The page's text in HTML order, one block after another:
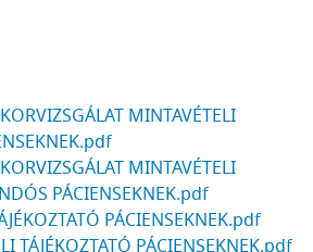
MINTAVÉTELI
MINTAVÉTELI
PÁCIENSEKNEK.pdf
PÁCIENSEKNEK.pdf
TÁJÉKOZTATÓ PÁCIENSEKNEK.pdf